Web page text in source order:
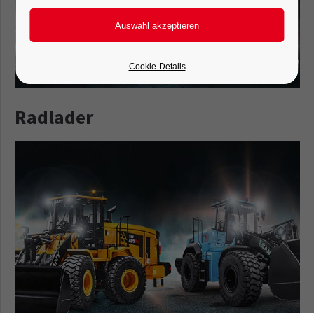
Radlader
Cookie-Details